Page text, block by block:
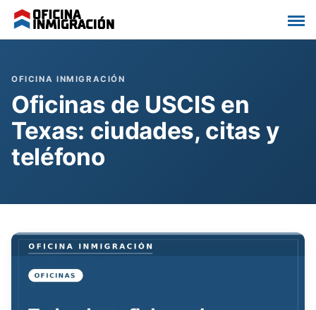
Saltar
contenido
Oficinas de USCIS en
Texas: ciudades, citas y
teléfono